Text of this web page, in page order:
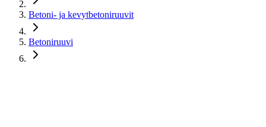
Betoni- ja kevytbetoniruuvit
Betoniruuvi